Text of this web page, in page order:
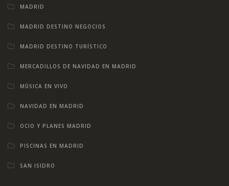
MADRID
MADRID DESTINO NEGOCIOS
MADRID DESTINO TURÍSTICO
MERCADILLOS DE NAVIDAD EN MADRID
MÚSICA EN VIVO
NAVIDAD EN MADRID
OCIO Y PLANES MADRID
PISCINAS EN MADRID
SAN ISIDRO